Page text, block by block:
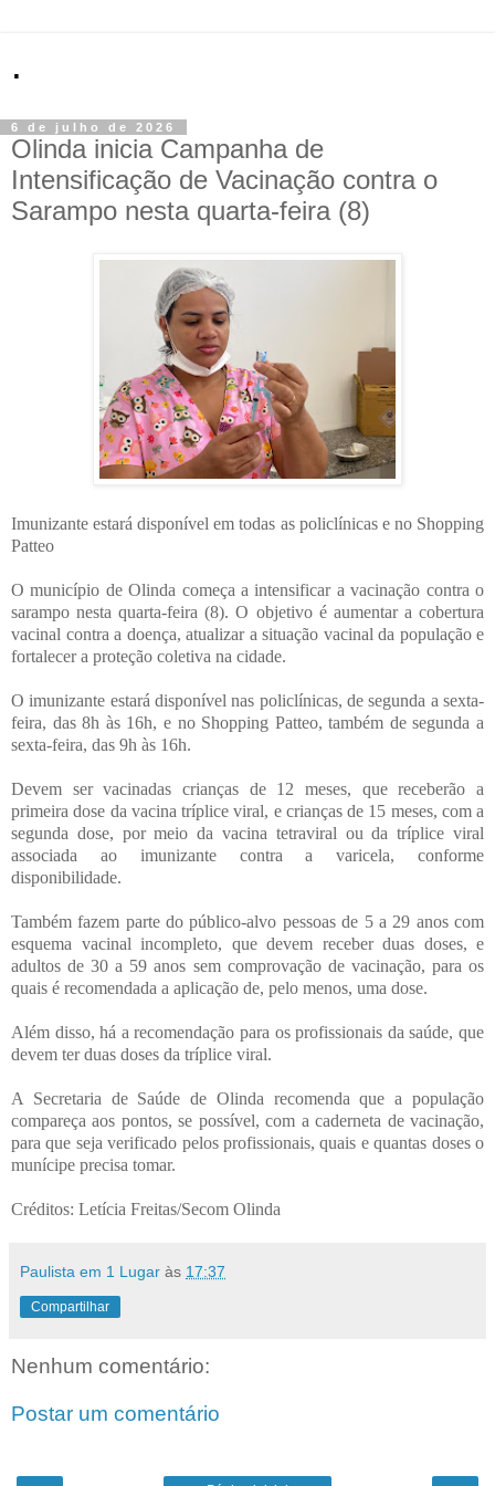
.
6 de julho de 2026
Olinda inicia Campanha de
Intensificação de Vacinação contra o
Sarampo nesta quarta-feira (8)
Imunizante estará disponível em todas as policlínicas e no Shopping
Patteo
O município de Olinda começa a intensificar a vacinação contra o
sarampo nesta quarta-feira (8). O objetivo é aumentar a cobertura
vacinal contra a doença, atualizar a situação vacinal da população e
fortalecer a proteção coletiva na cidade.
O imunizante estará disponível nas policlínicas, de segunda a sexta-
feira, das 8h às 16h, e no Shopping Patteo, também de segunda a
sexta-feira, das 9h às 16h.
Devem ser vacinadas crianças de 12 meses, que receberão a
primeira dose da vacina tríplice viral, e crianças de 15 meses, com a
segunda dose, por meio da vacina tetraviral ou da tríplice viral
associada ao imunizante contra a varicela, conforme
disponibilidade.
Também fazem parte do público-alvo pessoas de 5 a 29 anos com
esquema vacinal incompleto, que devem receber duas doses, e
adultos de 30 a 59 anos sem comprovação de vacinação, para os
quais é recomendada a aplicação de, pelo menos, uma dose.
Além disso, há a recomendação para os profissionais da saúde, que
devem ter duas doses da tríplice viral.
A Secretaria de Saúde de Olinda recomenda que a população
compareça aos pontos, se possível, com a caderneta de vacinação,
para que seja verificado pelos profissionais, quais e quantas doses o
munícipe precisa tomar.
Créditos: Letícia Freitas/Secom Olinda
Paulista em 1 Lugar às 17:37
Compartilhar
Nenhum comentário:
Postar um comentário